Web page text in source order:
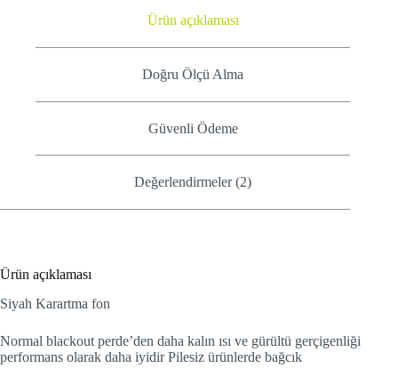
Ürün açıklaması
Doğru Ölçü Alma
Güvenli Ödeme
Değerlendirmeler (2)
Ürün açıklaması
Siyah Karartma fon
Normal blackout perde’den daha kalın ısı ve gürültü gerçigenliği
performans olarak daha iyidir Pilesiz ürünlerde bağcık